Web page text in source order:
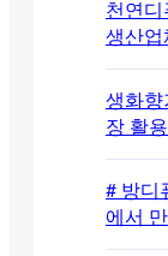
천연디
생산업
생화향
장 활
# 방디
에서